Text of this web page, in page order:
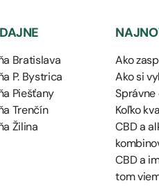
Bratislava
P. Bystrica
Piešťany
Trenčín
Žilina
Ako
Ako si
Správne
Koľko
CBD a
CBD a
tom